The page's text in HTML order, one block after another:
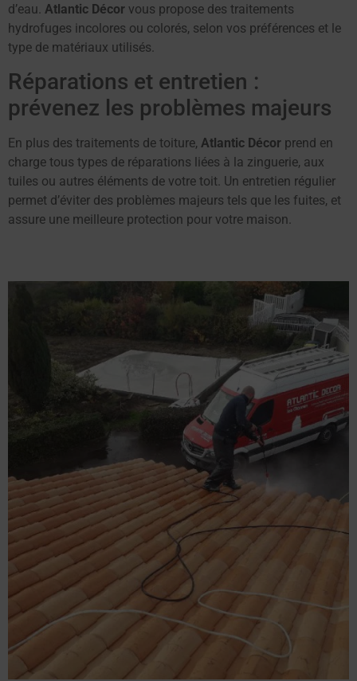
d’eau. Atlantic Décor vous propose des traitements
hydrofuges incolores ou colorés, selon vos préférences et le
type de matériaux utilisés.
Réparations et entretien :
prévenez les problèmes majeurs
En plus des traitements de toiture, Atlantic Décor prend en
charge tous types de réparations liées à la zinguerie, aux
tuiles ou autres éléments de votre toit. Un entretien régulier
permet d’éviter des problèmes majeurs tels que les fuites, et
assure une meilleure protection pour votre maison.